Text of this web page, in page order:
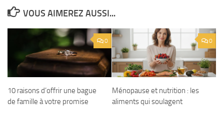
VOUS AIMEREZ AUSSI...
0
10 raisons d’offrir une bague
de famille à votre promise
0
Ménopause et nutrition : les
aliments qui soulagent